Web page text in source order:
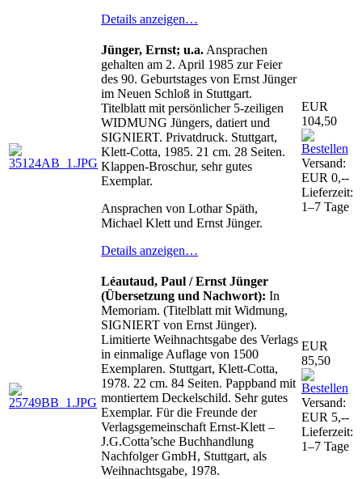
Details anzeigen…
Jünger, Ernst; u.a. Ansprachen
gehalten am 2. April 1985 zur Feier
des 90. Geburtstages von Ernst Jünger
im Neuen Schloß in Stuttgart.
Titelblatt mit persönlicher 5-zeiligen
WIDMUNG Jüngers, datiert und
SIGNIERT. Privatdruck. Stuttgart,
Klett-Cotta, 1985. 21 cm. 28 Seiten.
Klappen-Broschur, sehr gutes
Exemplar.
Ansprachen von Lothar Späth,
Michael Klett und Ernst Jünger.
Details anzeigen…
EUR
104,50
Versand:
EUR 0,--
Lieferzeit:
1–7 Tage
Léautaud, Paul / Ernst Jünger
(Übersetzung und Nachwort): In
Memoriam. (Titelblatt mit Widmung,
SIGNIERT von Ernst Jünger).
Limitierte Weihnachtsgabe des Verlags
in einmalige Auflage von 1500
Exemplaren. Stuttgart, Klett-Cotta,
1978. 22 cm. 84 Seiten. Pappband mit
montiertem Deckelschild. Sehr gutes
Exemplar. Für die Freunde der
Verlagsgemeinschaft Ernst-Klett –
J.G.Cotta’sche Buchhandlung
Nachfolger GmbH, Stuttgart, als
Weihnachtsgabe, 1978.
EUR
85,50
Versand:
EUR 5,--
Lieferzeit:
1–7 Tage